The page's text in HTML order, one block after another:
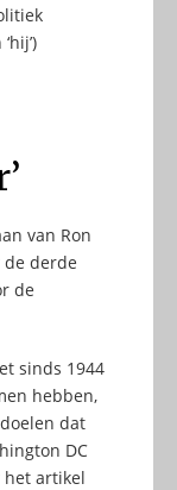
van Ron
derde
de
sinds 1944
hebben,
dat
DC
het artikel